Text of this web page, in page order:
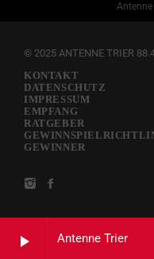
play_arrow Antenne Trier
Antenne
© 2025 ANTENNE TRIER
KONTAKT
DATENSCHUTZ
IMPRESSUM
EMPFANG
RATGEBER
GEWINNER